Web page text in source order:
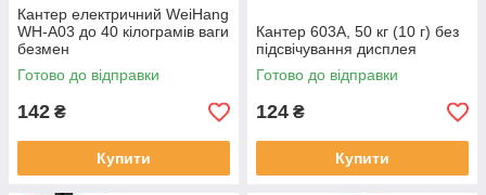
Кантер електричний WeiHang
WH-A03 до 40 кілограмів ваги
безмен
Готово до відправки
142 ₴
Купити
Кантер 603A, 50 кг (10 г) без
підсвічування дисплея
Готово до відправки
124 ₴
Купити